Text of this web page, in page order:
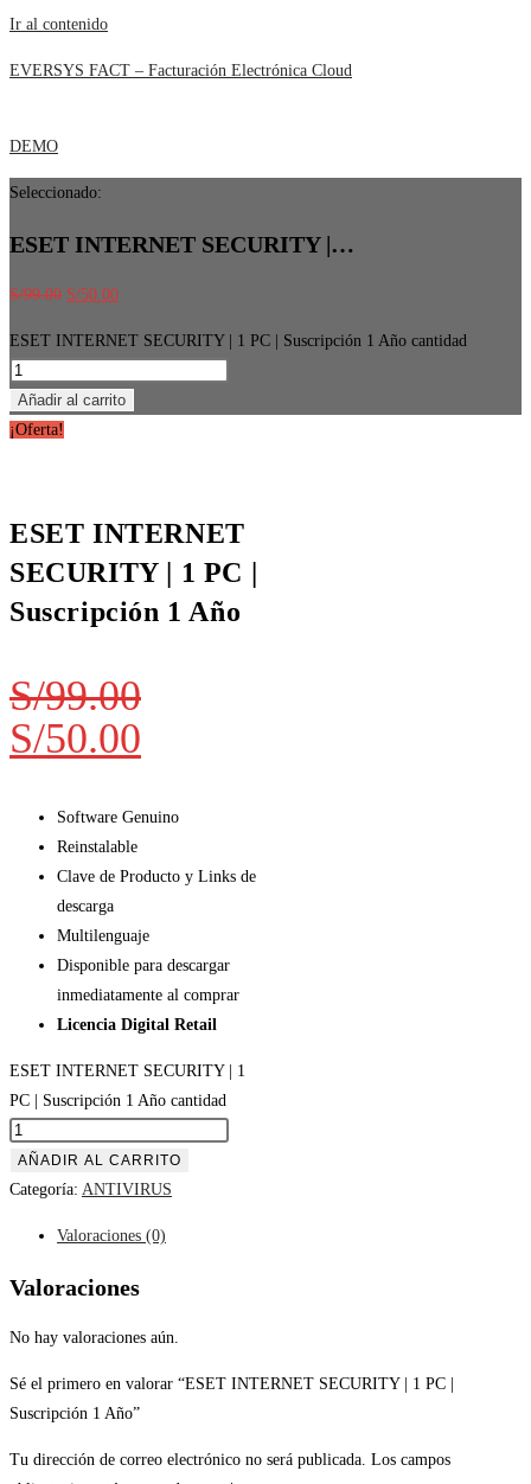
Ir al contenido
EVERSYS FACT – Facturación Electrónica Cloud
DEMO
Seleccionado:
ESET INTERNET SECURITY |…
S/99.00 S/50.00
ESET INTERNET SECURITY | 1 PC | Suscripción 1 Año cantidad
Añadir al carrito
¡Oferta!
ESET INTERNET
SECURITY | 1 PC |
Suscripción 1 Año
S/99.00
S/50.00
Software Genuino
Reinstalable
Clave de Producto y Links de
descarga
Multilenguaje
Disponible para descargar
inmediatamente al comprar
Licencia Digital Retail
ESET INTERNET SECURITY | 1
PC | Suscripción 1 Año cantidad
AÑADIR AL CARRITO
Categoría: ANTIVIRUS
Valoraciones (0)
Valoraciones
No hay valoraciones aún.
Sé el primero en valorar “ESET INTERNET SECURITY | 1 PC |
Suscripción 1 Año”
Tu dirección de correo electrónico no será publicada. Los campos